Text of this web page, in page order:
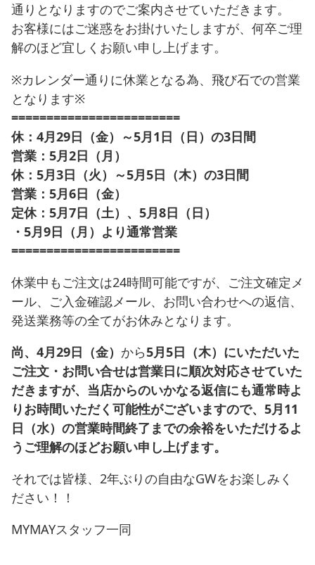
通りとなりますのでご案内させていただきます。
お客様にはご迷惑をお掛けいたしますが、何卒ご理
解のほど宜しくお願い申し上げます。
※カレンダー通りに休業となる為、飛び石での営業
となります※
========================
休：4月29日（金）～5月1日（日）の3日間
営業：5月2日（月）
休：5月3日（火）～5月5日（木）の3日間
営業：5月6日（金）
定休：5月7日（土）、5月8日（日）
・5月9日（月）より通常営業
========================
休業中もご注文は24時間可能ですが、ご注文確定メ
ール、ご入金確認メール、お問い合わせへの返信、
発送業務等の全てがお休みとなります。
尚、 4月29日（金） から5月5日（木）にいただいた
ご注文・お問い合せは営業日に順次対応させていた
だきますが、当店からのいかなる返信にも通常時よ
りお時間いただく可能性がございますので、5月11
日（水）の営業時間終了までの余裕をいただけるよ
うご理解のほどお願い申し上げます。
それでは皆様、2年ぶりの自由なGWをお楽しみく
ださい！！
MYMAYスタッフ一同